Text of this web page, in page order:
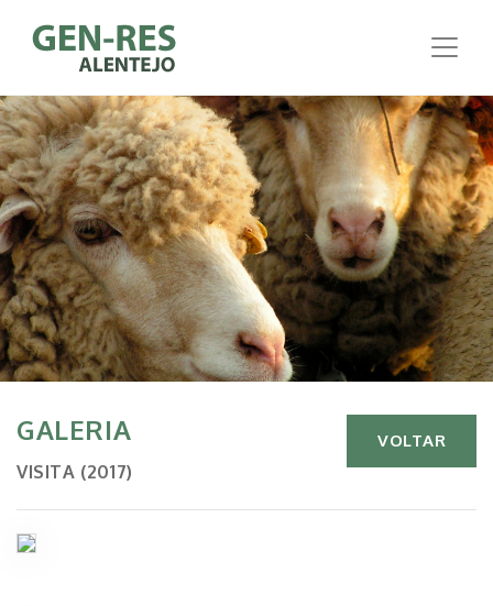
GALERIA
VISITA (2017)
VOLTAR